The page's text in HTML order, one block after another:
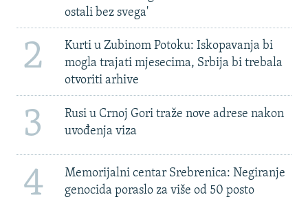
ostali bez svega'
2
Kurti u Zubinom Potoku: Iskopavanja bi
mogla trajati mjesecima, Srbija bi trebala
otvoriti arhive
3
Rusi u Crnoj Gori traže nove adrese nakon
uvođenja viza
4
Memorijalni centar Srebrenica: Negiranje
genocida poraslo za više od 50 posto